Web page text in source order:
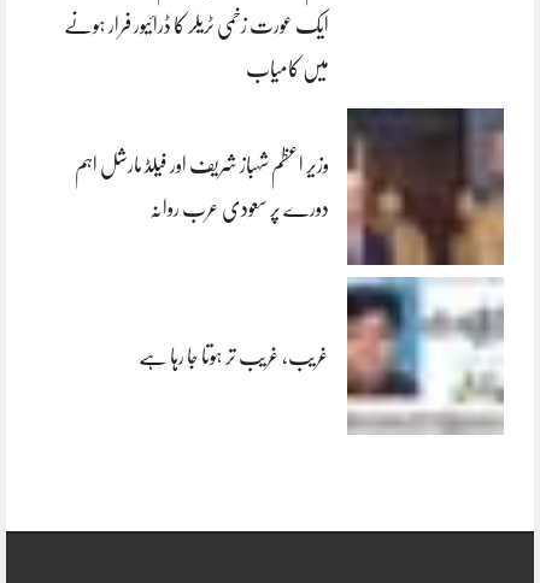
ایک عورت زخمی ٹریلر کا ڈرائیور فرار ہونے
میں کامیاب
وزیر اعظم شہباز شریف اور فیلڈ مارشل اہم
دورے پر سعودی عرب روانہ
غریب، غریب تر ہوتا جا رہا ہے